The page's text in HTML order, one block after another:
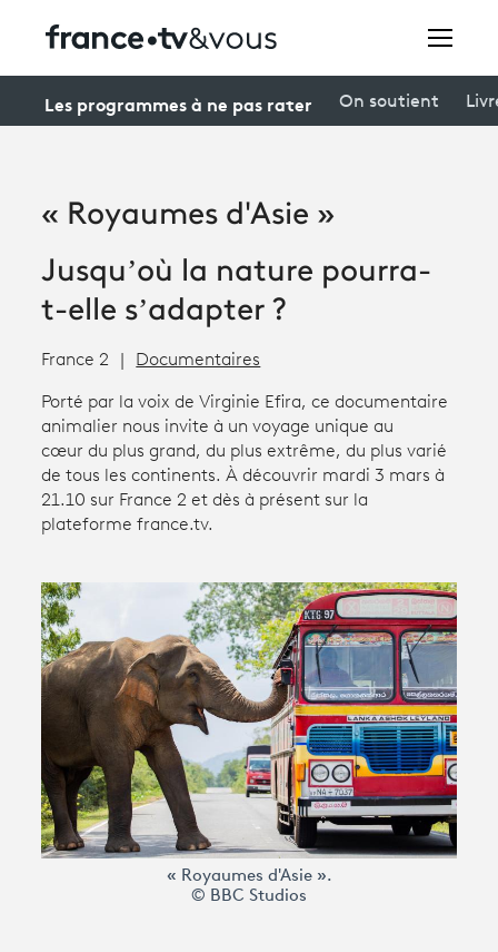
connexion
À la une
Participer et assister à une émission
Productions et innovation
Programme tv
Les programmes à ne pas rater On soutient
« Royaumes d'Asie »
Jusqu’où la nature pourra-
t-elle s’adapter ?
France 2 Documentaires
Porté par la voix de Virginie Efira, ce documentaire
animalier nous invite à un voyage unique au
cœur du plus grand, du plus extrême, du plus varié
de tous les continents. À découvrir mardi 3 mars à
21.10 sur France 2 et dès à présent sur la
plateforme france.tv.
« Royaumes d'Asie ».
© BBC Studios